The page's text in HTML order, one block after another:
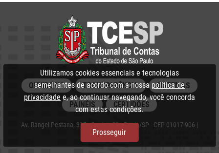
OUVIDORIA TRANSPARÊNCIA SISTEMAS
PAINÉIS CERTIDÕES
Av. Rangel Pestana, 315 - Centro, São Paulo/SP - CEP 01017-906 |
PABX: 3292‑3266
Utilizamos cookies essenciais e tecnologias
semelhantes de acordo com a nossa política de
privacidade e, ao continuar navegando, você concorda
com estas condições.
Prosseguir